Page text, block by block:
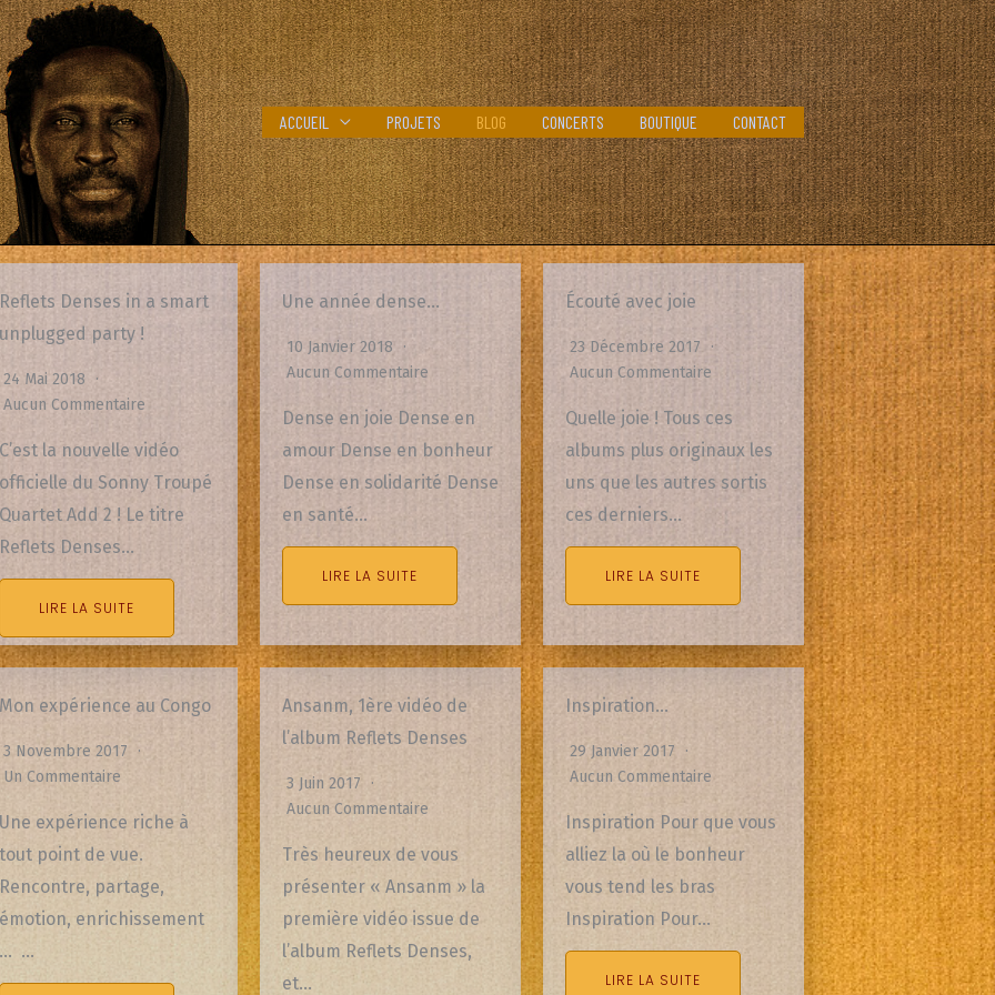
ACCUEIL PROJETS BLOG CONCERTS BOUTIQUE CONTACT
Reflets Denses in a smart
unplugged party !
24 Mai 2018
Aucun Commentaire
C’est la nouvelle vidéo
officielle du Sonny Troupé
Quartet Add 2 ! Le titre
Reflets Denses…
LIRE LA SUITE
Une année dense…
10 Janvier 2018
Aucun Commentaire
Dense en joie Dense en
amour Dense en bonheur
Dense en solidarité Dense
en santé…
LIRE LA SUITE
Écouté avec joie
23 Décembre 2017
Aucun Commentaire
Quelle joie ! Tous ces
albums plus originaux les
uns que les autres sortis
ces derniers…
LIRE LA SUITE
Mon expérience au Congo
3 Novembre 2017
Un Commentaire
Une expérience riche à
tout point de vue.
Rencontre, partage,
émotion, enrichissement
… …
Ansanm, 1ère vidéo de
l’album Reflets Denses
3 Juin 2017
Aucun Commentaire
Très heureux de vous
présenter « Ansanm » la
première vidéo issue de
l’album Reflets Denses,
et…
Inspiration…
29 Janvier 2017
Aucun Commentaire
Inspiration Pour que vous
alliez la où le bonheur
vous tend les bras
Inspiration Pour…
LIRE LA SUITE